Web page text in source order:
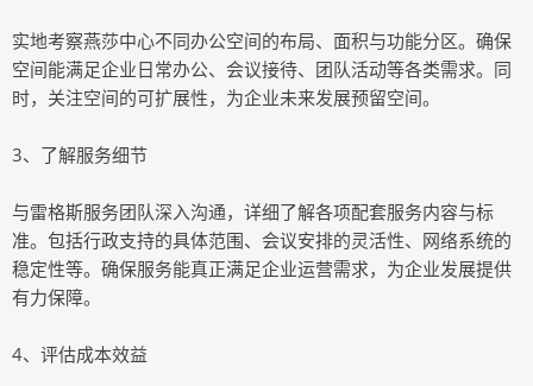
实地考察燕莎中心不同办公空间的布局、面积与功能分区。确保
空间能满足企业日常办公、会议接待、团队活动等各类需求。同
时，关注空间的可扩展性，为企业未来发展预留空间。
3、了解服务细节
与雷格斯服务团队深入沟通，详细了解各项配套服务内容与标
准。包括行政支持的具体范围、会议安排的灵活性、网络系统的
稳定性等。确保服务能真正满足企业运营需求，为企业发展提供
有力保障。
4、评估成本效益